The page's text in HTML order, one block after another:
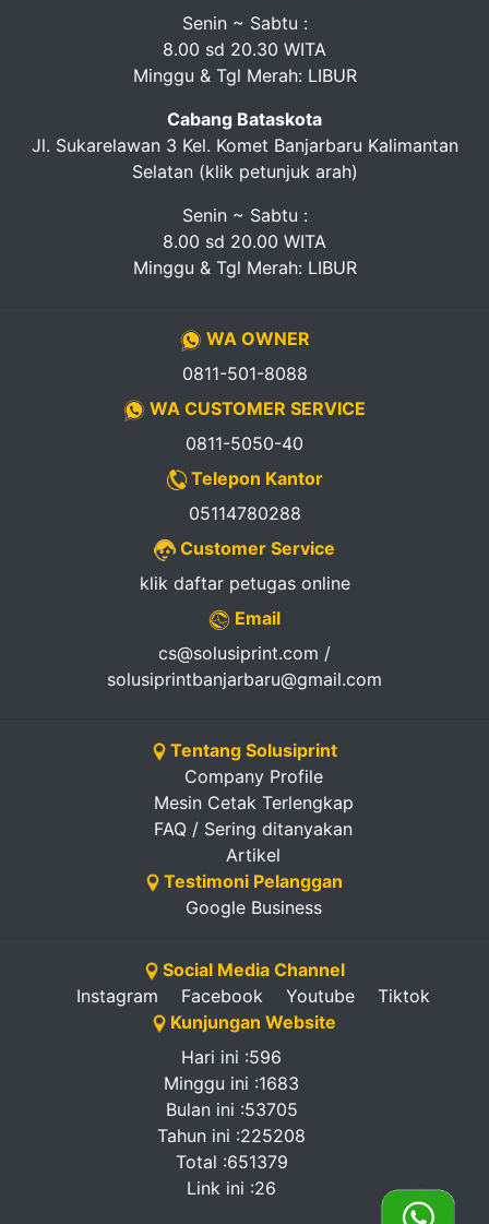
Senin ~ Sabtu :
8.00 sd 20.30 WITA
Minggu & Tgl Merah: LIBUR
Cabang Bataskota
Jl. Sukarelawan 3 Kel. Komet Banjarbaru Kalimantan
Selatan (klik petunjuk arah)
Senin ~ Sabtu :
8.00 sd 20.00 WITA
Minggu & Tgl Merah: LIBUR
WA OWNER
0811-501-8088
WA CUSTOMER SERVICE
0811-5050-40
Telepon Kantor
05114780288
Customer Service
klik daftar petugas online
Email
cs@solusiprint.com /
solusiprintbanjarbaru@gmail.com
Tentang Solusiprint
Company Profile
Mesin Cetak Terlengkap
FAQ / Sering ditanyakan
Artikel
Testimoni Pelanggan
Google Business
Social Media Channel
Instagram
Facebook Youtube
Tiktok
Kunjungan Website
Hari ini :596
Minggu ini :1683
Bulan ini :53705
Tahun ini :225208
Total :651379
Link ini :26